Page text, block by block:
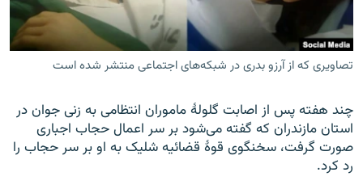
زبان‌های دیگر
تصاویری که از آرزو بدری در شبکه‌های اجتماعی منتشر شده است
چند هفته پس از اصابت گلولهٔ ماموران انتظامی به زنی جوان در
استان مازندران که گفته می‌شود بر سر اعمال حجاب اجباری
صورت گرفت، سخنگوی قوهٔ قضائیه شلیک به او بر سر حجاب را
رد کرد.